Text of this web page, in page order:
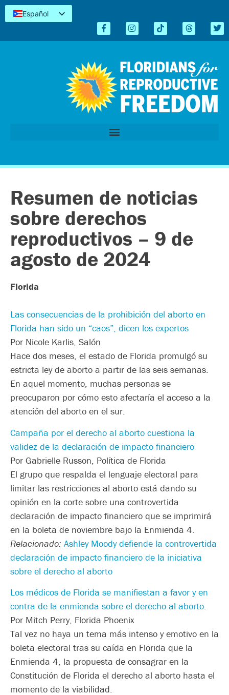
Español
Kreyòl
Resumen de noticias
sobre derechos
reproductivos – 9 de
agosto de 2024
Florida
Las consecuencias de la prohibición del aborto en
Florida han sido un “caos”, dicen los expertos
Por Nicole Karlis, Salón
Hace dos meses, el estado de Florida promulgó su
estricta ley de aborto a partir de las seis semanas.
En aquel momento, muchas personas se
preocuparon por cómo esto afectaría el acceso a la
atención del aborto en el sur.
Campaña por el derecho al aborto cuestiona la
validez de la declaración de impacto financiero
Por Gabrielle Russon, Política de Florida
El grupo que respalda el lenguaje electoral para
limitar las restricciones al aborto está dando su
opinión en la corte sobre una controvertida
declaración de impacto financiero que se imprimirá
en la boleta de noviembre bajo la Enmienda 4.
Relacionado: Ashley Moody defiende la controvertida
declaración de impacto financiero de la iniciativa
sobre el derecho al aborto
Los médicos de Florida se manifiestan a favor y en
contra de la enmienda sobre el derecho al aborto.
Por Mitch Perry, Florida Phoenix
Tal vez no haya un tema más intenso y emotivo en la
boleta electoral tras su caída en Florida que la
Enmienda 4, la propuesta de consagrar en la
Constitución de Florida el derecho al aborto hasta el
momento de la viabilidad.